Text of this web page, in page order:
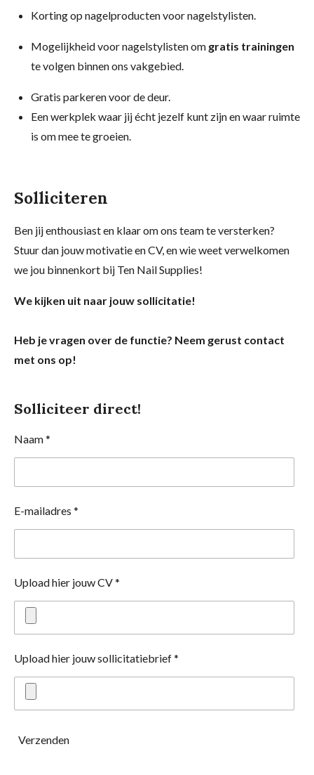
Korting op nagelproducten voor nagelstylisten.
Mogelijkheid voor nagelstylisten om gratis trainingen
te volgen binnen ons vakgebied.
Gratis parkeren voor de deur.
Een werkplek waar jij écht jezelf kunt zijn en waar ruimte
is om mee te groeien.
Solliciteren
Ben jij enthousiast en klaar om ons team te versterken?
Stuur dan jouw motivatie en CV, en wie weet verwelkomen
we jou binnenkort bij Ten Nail Supplies!
We kijken uit naar jouw sollicitatie!
Heb je vragen over de functie? Neem gerust contact
met ons op!
Solliciteer direct!
Naam *
E-mailadres *
Upload hier jouw CV *
Upload hier jouw sollicitatiebrief *
Verzenden